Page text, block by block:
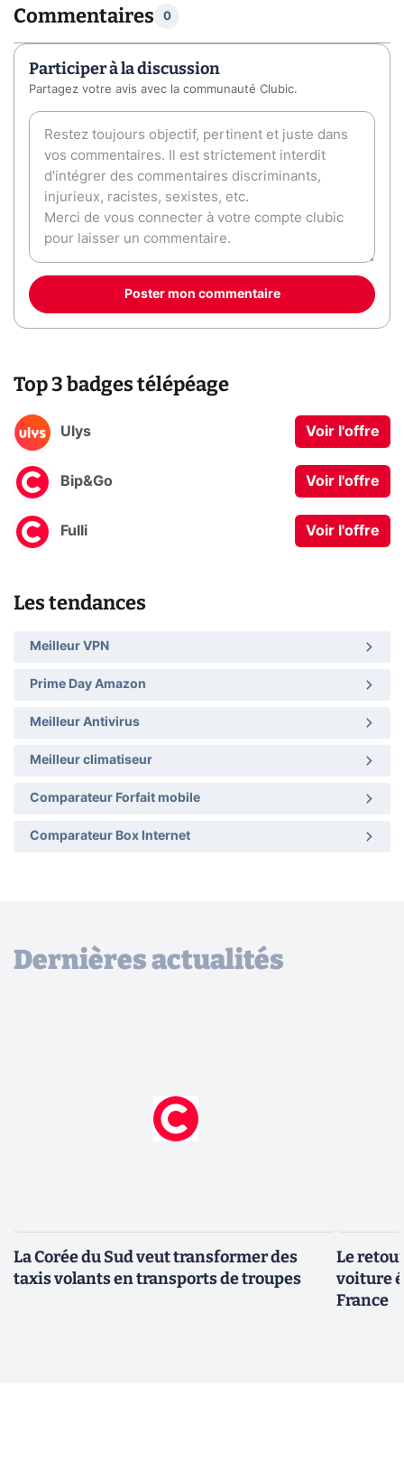
Commentaires 0
Participer à la discussion
Partagez votre avis avec la communauté Clubic.
Poster mon commentaire
Top 3 badges télépéage
Ulys Voir l'offre
Bip&Go Voir l'offre
Fulli Voir l'offre
Les tendances
Meilleur VPN
Prime Day Amazon
Meilleur Antivirus
Meilleur climatiseur
Comparateur Forfait mobile
Comparateur Box Internet
Dernières actualités
La Corée du Sud veut transformer des
taxis volants en transports de troupes
Le
voiture
France